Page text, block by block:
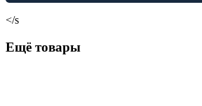
</s
Ещё товары